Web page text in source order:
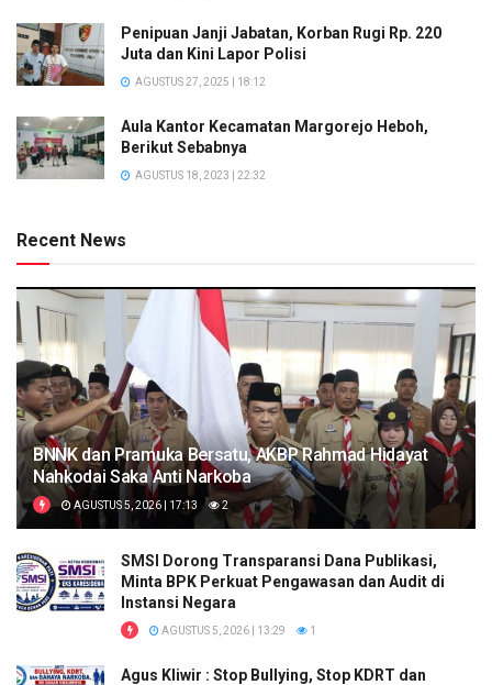
Penipuan Janji Jabatan, Korban Rugi Rp. 220
Juta dan Kini Lapor Polisi
AGUSTUS 27, 2025 | 18:12
Aula Kantor Kecamatan Margorejo Heboh,
Berikut Sebabnya
AGUSTUS 18, 2023 | 22:32
Recent News
BNNK dan Pramuka Bersatu, AKBP Rahmad Hidayat
Nahkodai Saka Anti Narkoba
AGUSTUS 5, 2026 | 17:13 2
SMSI Dorong Transparansi Dana Publikasi,
Minta BPK Perkuat Pengawasan dan Audit di
Instansi Negara
AGUSTUS 5, 2026 | 13:29 1
Agus Kliwir : Stop Bullying, Stop KDRT dan